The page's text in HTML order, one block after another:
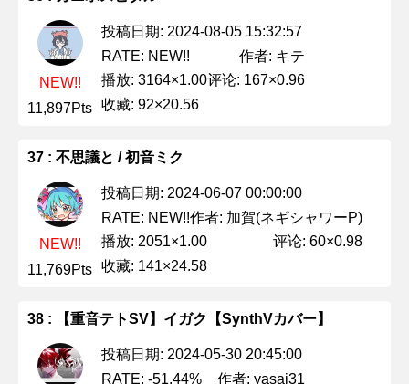
NEW!!
11,897Pts
投稿日期: 2024-08-05 15:32:57
RATE: NEW!!
作者: キテ
播放: 3164×1.00评论: 167×0.96
收藏: 92×20.56
37 : 不思議と / 初音ミク
NEW!!
11,769Pts
投稿日期: 2024-06-07 00:00:00
RATE: NEW!!作者: 加賀(ネギシャワーP)
播放: 2051×1.00
评论: 60×0.98
收藏: 141×24.58
38 : 【重音テトSV】イガク【SynthVカバー】
投稿日期: 2024-05-30 20:45:00
RATE: -51.44%
作者: yasai31